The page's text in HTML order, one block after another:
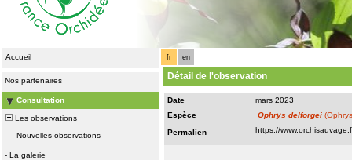
Accueil
Nos partenaires
Consultation
Les observations
- Nouvelles observations
- La galerie
fr en
Détail de l'observation
Date
mars 2023
Espèce
Ophrys delforgei
Permalien